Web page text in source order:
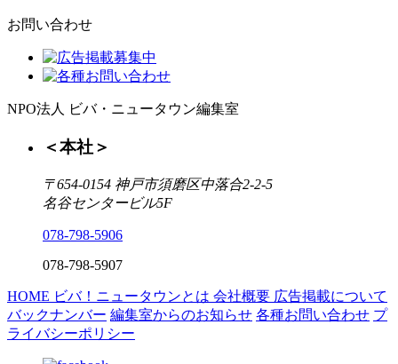
お問い合わせ
NPO法人 ビバ・ニュータウン編集室
＜本社＞
〒654-0154 神戸市須磨区中落合2-2-5
名谷センタービル5F
078-798-5906
078-798-5907
HOME ビバ！ニュータウンとは 会社概要 広告掲載について
バックナンバー 編集室からのお知らせ 各種お問い合わせ プ
ライバシーポリシー